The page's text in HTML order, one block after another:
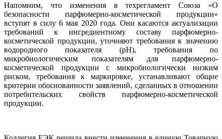
Напомним, что изменения в техрегламент Союза «О
безопасности парфюмерно-косметической продукции»
вступят в силу 6 мая 2020 года. Они касаются актуализации
требований к ингредиентному составу парфюмерно-
косметической продукции, уточняют требования к значению
водородного показателя (рН), требования по
микробиологическим показателям для парфюмерно-
косметической продукции с микробиологически низким
риском, требования к маркировке, устанавливают общие
критерии обоснованности заявлений, сделанных в отношении
потребительских свойств парфюмерно-косметической
продукции.